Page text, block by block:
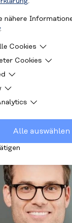
nähere
.
Cookies
Cookies sind
Funktion
Cookies
Cookies sind
Software setzt,
sind für die
notwendig.
für die
Personen unsere
Daten sind
Alle auswählen
Khetarpal
|Ich bin
for 26” weil ich
Erfahrungen
und
dazu beitragen,
volles Potenzial